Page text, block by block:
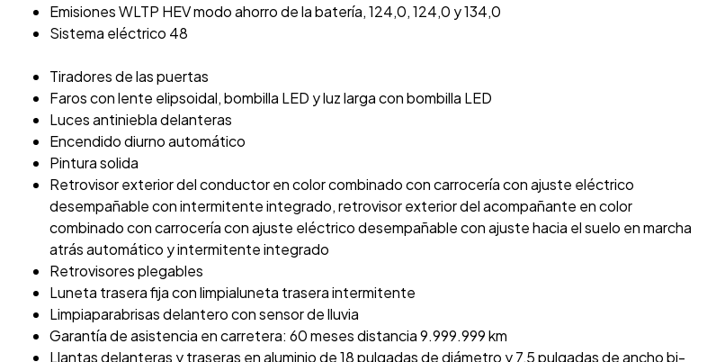
Emisiones WLTP HEV modo ahorro de la batería, 124,0, 124,0 y 134,0
Sistema eléctrico 48
Tiradores de las puertas
Faros con lente elipsoidal, bombilla LED y luz larga con bombilla LED
Luces antiniebla delanteras
Encendido diurno automático
Pintura solida
Retrovisor exterior del conductor en color combinado con carrocería con ajuste eléctrico
desempañable con intermitente integrado, retrovisor exterior del acompañante en color
combinado con carrocería con ajuste eléctrico desempañable con ajuste hacia el suelo en marcha
atrás automático y intermitente integrado
Retrovisores plegables
Luneta trasera fija con limpialuneta trasera intermitente
Limpiaparabrisas delantero con sensor de lluvia
Garantía de asistencia en carretera: 60 meses distancia 9.999.999 km
Llantas delanteras y traseras en aluminio de 18 pulgadas de diámetro y 7,5 pulgadas de ancho bi-